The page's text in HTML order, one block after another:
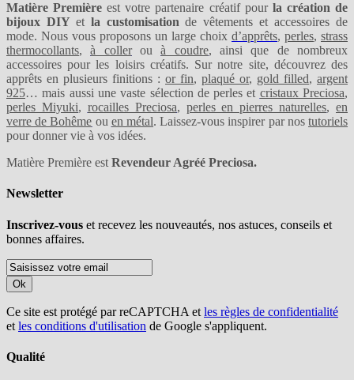
Matière Première est votre partenaire créatif pourla création de
bijoux DIY etla customisation de vêtements et accessoires de
mode. Nous vous proposons un large choix d’apprêts, perles, strass
thermocollants,à collerouà coudre, ainsi que de nombreux
accessoires pour les loisirs créatifs. Sur notre site, découvrez des
apprêts en plusieurs finitions : or fin, plaqué or, gold filled, argent
925… mais aussi une vaste sélection de perles et cristaux Preciosa,
perles Miyuki, rocailles Preciosa, perles en pierres naturelles, en
verre de Bohême ou en métal. Laissez-vous inspirer par nostutoriels
pour donner vie à vos idées.
Matière Première est Revendeur Agréé Preciosa.
Newsletter
Inscrivez-vous et recevez les nouveautés, nos astuces, conseils et
bonnes affaires.
Ok
Ce site est protégé par reCAPTCHA et les règles de confidentialité
et les conditions d'utilisation de Google s'appliquent.
Qualité